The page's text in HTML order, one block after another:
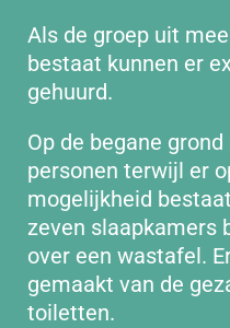
Als de groep uit
bestaat kunnen er
gehuurd.
Op de begane
personen terwijl er
mogelijkheid
zeven slaapkamers
over een wastafel.
gemaakt van de
toiletten.